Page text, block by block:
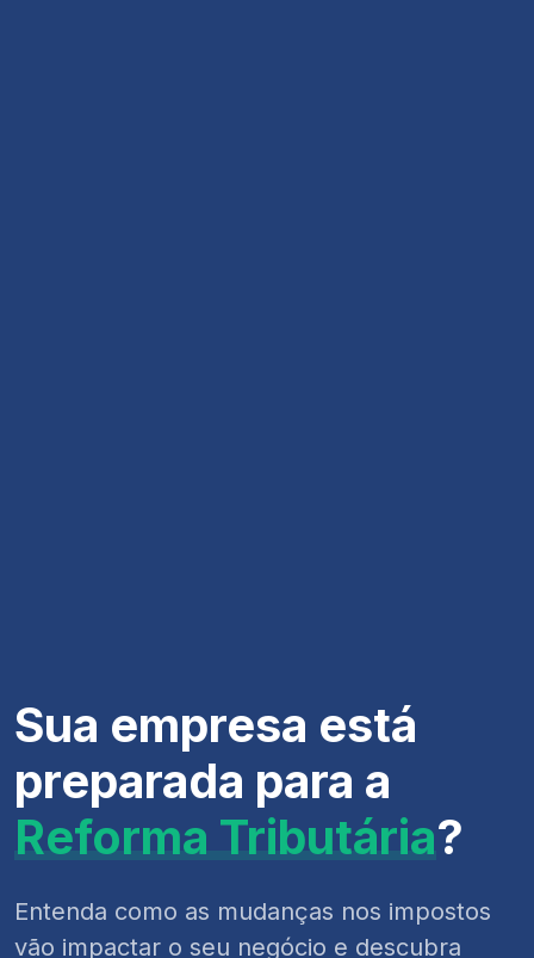
Sua empresa está
preparada para a
Reforma Tributária?
Entenda como as mudanças nos impostos
vão impactar o seu negócio e descubra